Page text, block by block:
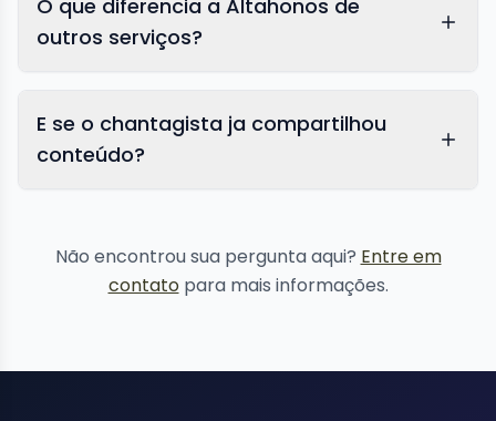
O que diferencia a Altahonos de
outros serviços?
E se o chantagista ja compartilhou
conteúdo?
Não encontrou sua pergunta aqui? Entre em
contato para mais informações.